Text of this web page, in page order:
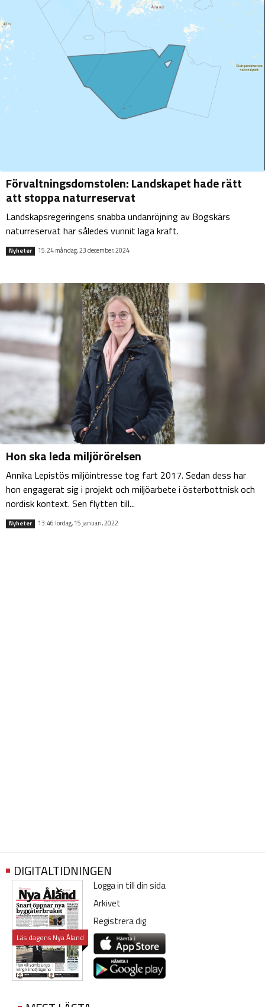
Förvaltningsdomstolen: Landskapet hade rätt
att stoppa naturreservat
Landskapsregeringens snabba undanröjning av Bogskärs
naturreservat har således vunnit laga kraft.
Nyheter 15:24 måndag, 23 december, 2024
Hon ska leda miljörörelsen
Annika Lepistös miljöintresse tog fart 2017. Sedan dess har
hon engagerat sig i projekt och miljöarbete i österbottnisk och
nordisk kontext. Sen flytten till...
Nyheter 13:46 lördag, 15 januari, 2022
DIGITALTIDNINGEN
Läs dagens Nya Åland
Logga in till din sida
Arkivet
Registrera dig